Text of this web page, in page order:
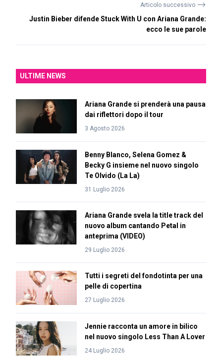
Articolo successivo ⟶
Justin Bieber difende Stuck With U con Ariana Grande:
ecco le sue parole
ULTIME NEWS
Ariana Grande si prenderà una pausa
dai riflettori dopo il tour
3 Agosto 2026
Benny Blanco, Selena Gomez &
Becky G insieme nel nuovo singolo
Te Olvido (La La)
31 Luglio 2026
Ariana Grande svela la title track del
nuovo album cantando Petal in
anteprima (VIDEO)
29 Luglio 2026
Tutti i segreti del fondotinta per una
pelle di copertina
27 Luglio 2026
Jennie racconta un amore in bilico
nel nuovo singolo Less Than A Lover
24 Luglio 2026